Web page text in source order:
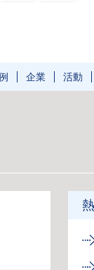
企業 活動